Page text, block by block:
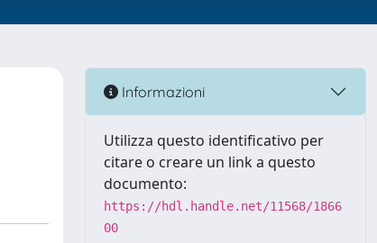
Informazioni
Utilizza questo identificativo per
citare o creare un link a questo
documento:
https://hdl.handle.net/11568/1866
00